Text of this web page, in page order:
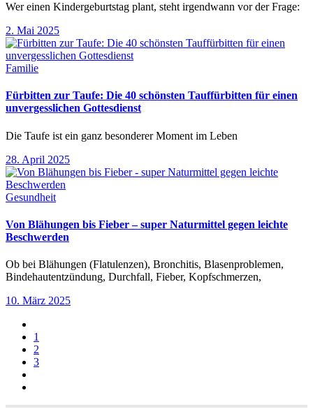
Wer einen Kindergeburtstag plant, steht irgendwann vor der Frage:
2. Mai 2025
Familie
Fürbitten zur Taufe: Die 40 schönsten Tauffürbitten für einen
unvergesslichen Gottesdienst
Die Taufe ist ein ganz besonderer Moment im Leben
28. April 2025
Gesundheit
Von Blähungen bis Fieber – super Naturmittel gegen leichte
Beschwerden
Ob bei Blähungen (Flatulenzen), Bronchitis, Blasenproblemen,
Bindehautentzündung, Durchfall, Fieber, Kopfschmerzen,
10. März 2025
1
2
3